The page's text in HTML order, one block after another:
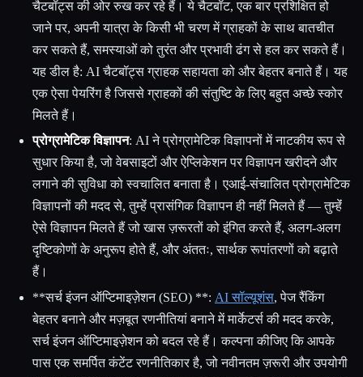
चैटबॉट्स की ओर रुख कर रहे हैं। ये चैटबॉट, एक बार प्रशिक्षित हो
जाने पर, अपनी यात्रा के किसी भी चरण में ग्राहकों के साथ बातचीत
कर सकते हैं, समस्याओं को तुरंत और प्रभावी ढंग से हल कर सकते हैं।
यह डील है: AI चैटबॉट्स ग्राहक सहायता को और बेहतर बनाते हैं। यह
एक ऐसा पेयरिंग है जिससे ग्राहकों की संतुष्टि के लिए बहुत अच्छे स्कोर
मिलते हैं।
प्रोग्रामेटिक विज्ञापन: AI ने प्रोग्रामेटिक विज्ञापनों में नाटकीय रूप से
सुधार किया है, जो वेबसाइटों और ऐप्लिकेशन पर विज्ञापन खरीदने और
लगाने की सुविधा को स्वचालित बनाता है। एआई-संचालित प्रोग्रामेटिक
विज्ञापनों की मदद से, तुम्हेंं प्रासंगिक विज्ञापन ही नहीं मिलते हैं — तुम्हेंं
ऐसे विज्ञापन मिलते हैं जो खास ज़रूरतों को इंगित करते हैं, अलग-अलग
दृष्टिकोणों के अनुरूप होते हैं, और अंततः, सार्थक रूपांतरणों को बढ़ाते
हैं।
**सर्च इंजन ऑप्टिमाइज़ेशन (SEO) **: AI सॉल्यूशंस, पेज रैंकिंग
बेहतर बनाने और मज़बूत रणनीतियां बनाने में मार्केटर्स की मदद करके,
सर्च इंजन ऑप्टिमाइज़ेशन को बदल रहे हैं। कल्पना कीजिए कि आपके
पास एक समर्पित कंटेंट रणनीतिकार है, जो नवीनतम ज़रूरी और उपयोगी